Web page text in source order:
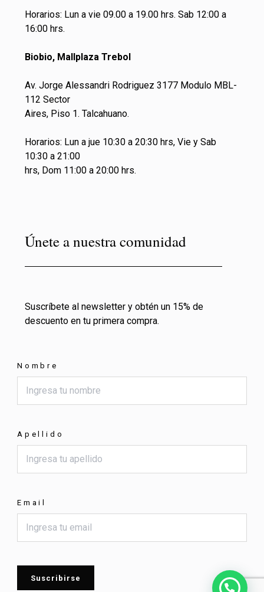
Horarios: Lun a vie 09.00 a 19.00 hrs. Sab 12:00 a
16:00 hrs.
Biobio, Mallplaza Trebol
Av. Jorge Alessandri Rodriguez 3177 Modulo MBL-
112 Sector
Aires, Piso 1. Talcahuano.
Horarios: Lun a jue 10:30 a 20:30 hrs, Vie y Sab
10:30 a 21:00
hrs, Dom 11:00 a 20:00 hrs.
Únete a nuestra comunidad
Suscríbete al newsletter y obtén un 15% de
descuento en tu primera compra.
Nombre
Apellido
Email
Suscribirse